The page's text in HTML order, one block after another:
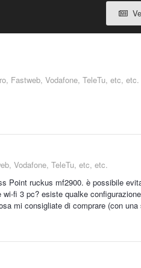
Fastweb, Vodafone, TeleTu, etc, etc.
Vodafone, TeleTu, etc, etc.
Point ruckus mf2900. è possibile
fi 3 pc? esiste qualke
mi consigliate di comprare (con una